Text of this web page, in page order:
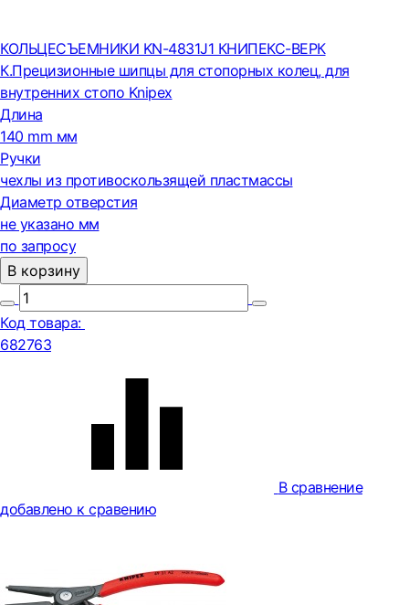
КОЛЬЦЕСЪЕМНИКИ KN-4831J1 КНИПЕКС-ВЕРК
К.Прецизионные шипцы для стопорных колец, для
внутренних стопо Knipex
Длина
140 mm мм
Ручки
чехлы из противоскользящей пластмассы
Диаметр отверстия
не указано мм
по запросу
В корзину
Код товара:
682763
В сравнение
добавлено к сравению